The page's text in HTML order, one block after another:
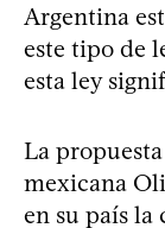
Argentina
este tipo de
esta ley
La
mexicana
en su país la